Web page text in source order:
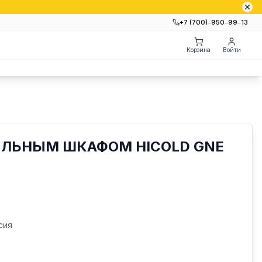
+7 (700)‒950‒99‒13
Корзина Войти
ШКАФОМ HICOLD GNE